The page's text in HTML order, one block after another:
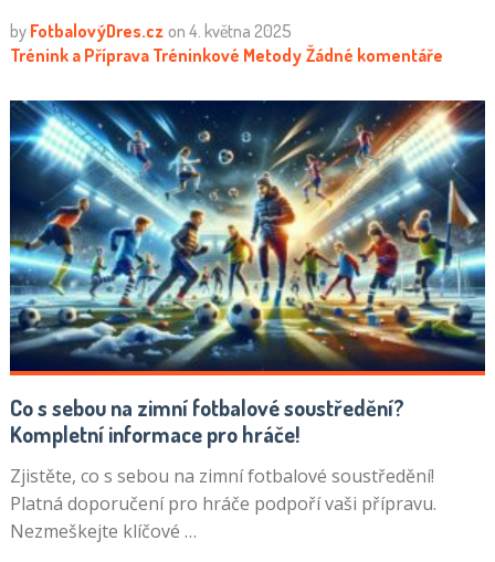
by FotbalovýDres.cz on 4. května 2025
Trénink a Příprava Tréninkové Metody Žádné komentáře
Co s sebou na zimní fotbalové soustředění?
Kompletní informace pro hráče!
Zjistěte, co s sebou na zimní fotbalové soustředění!
Platná doporučení pro hráče podpoří vaši přípravu.
Nezmeškejte klíčové …